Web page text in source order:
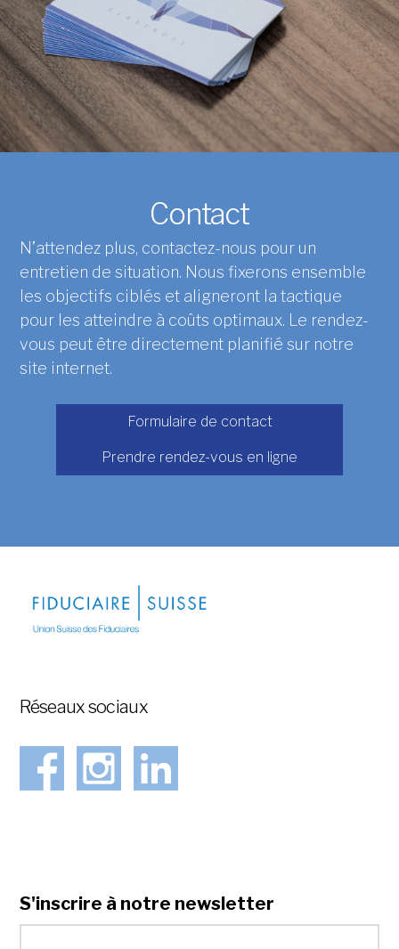
Contact
N’attendez plus, contactez-nous pour un
entretien de situation. Nous fixerons ensemble
les objectifs ciblés et aligneront la tactique
pour les atteindre à coûts optimaux. Le rendez-
vous peut être directement planifié sur notre
site internet.
Formulaire de contact
Prendre rendez-vous en ligne
Réseaux sociaux
S'inscrire à notre newsletter